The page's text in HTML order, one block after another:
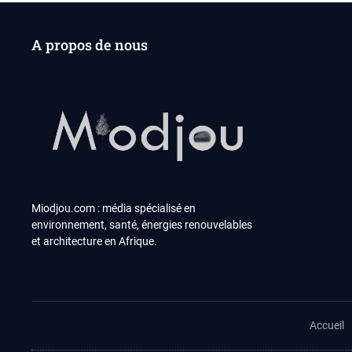
A propos de nous
Miodjou.com : média spécialisé en
environnement, santé, énergies renouvelables
et architecture en Afrique.
Accueil